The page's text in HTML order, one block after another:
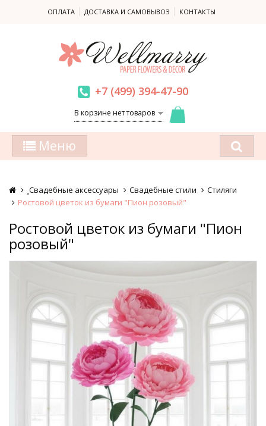
ОПЛАТА ДОСТАВКА И САМОВЫВОЗ КОНТАКТЫ
+7 (499) 394-47-90
В корзине нет товаров
Меню
ꞈСвадебные аксессуары Свадебные стили
Стиляги
Ростовой цветок из бумаги "Пион розовый"
Ростовой цветок из бумаги "Пион
розовый"